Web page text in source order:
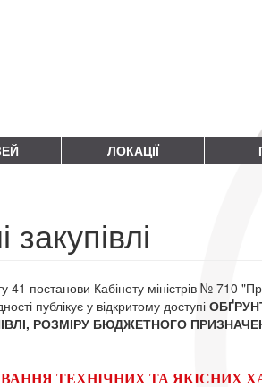
ЛОКАЦІЇ
закупівлі
41 постанови Кабінету міністрів № 710
публікує у відкритому доступі
РОЗМІРУ БЮДЖЕТНОГО
ТЕХНІЧНИХ ТА ЯКІСНИХ